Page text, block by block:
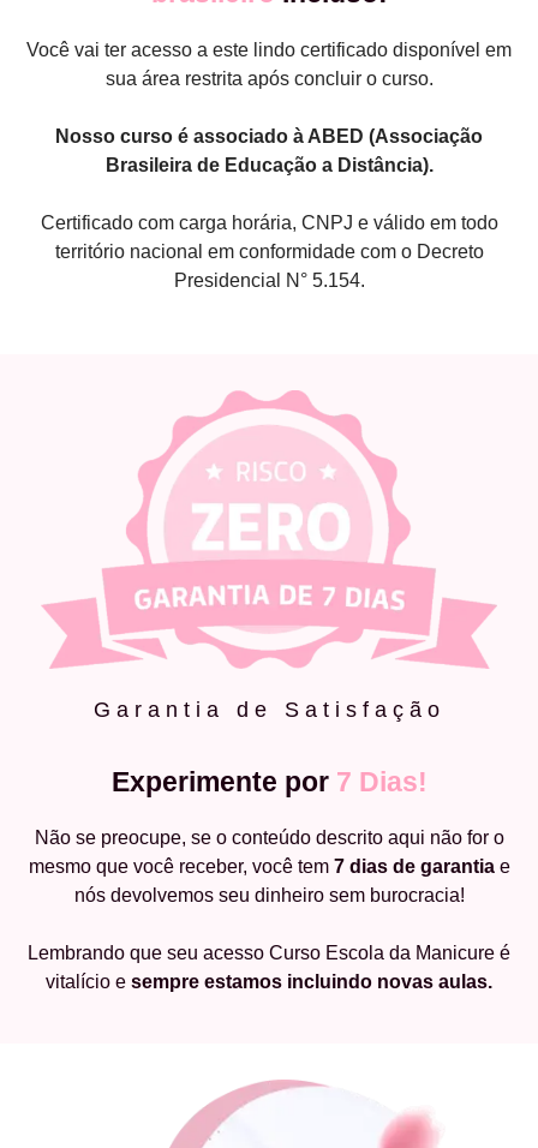
Você vai ter acesso a este lindo certificado disponível em
sua área restrita após concluir o curso.
Nosso curso é associado à ABED (Associação
Brasileira de Educação a Distância).
Certificado com carga horária, CNPJ e válido em todo
território nacional em conformidade com o Decreto
Presidencial N° 5.154.
Garantia de Satisfação
Experimente por 7 Dias!
Não se preocupe, se o conteúdo descrito aqui não for o
mesmo que você receber, você tem 7 dias de garantiae
nós devolvemos seu dinheiro sem burocracia!
Lembrando que seu acesso Curso Escola da Manicure é
vitalício e sempre estamos incluindo novas aulas.